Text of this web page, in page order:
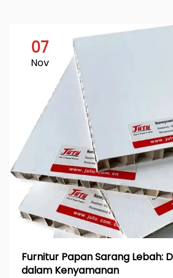
07
Nov
Furnitur Papan Sarang Lebah:
dalam Kenyamanan